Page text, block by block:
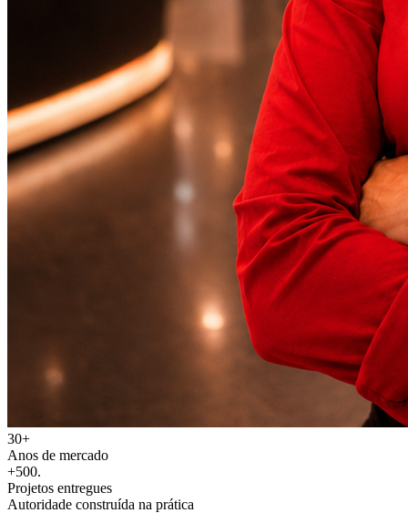
30+
Anos de mercado
+500.
Projetos entregues
Autoridade construída na prática